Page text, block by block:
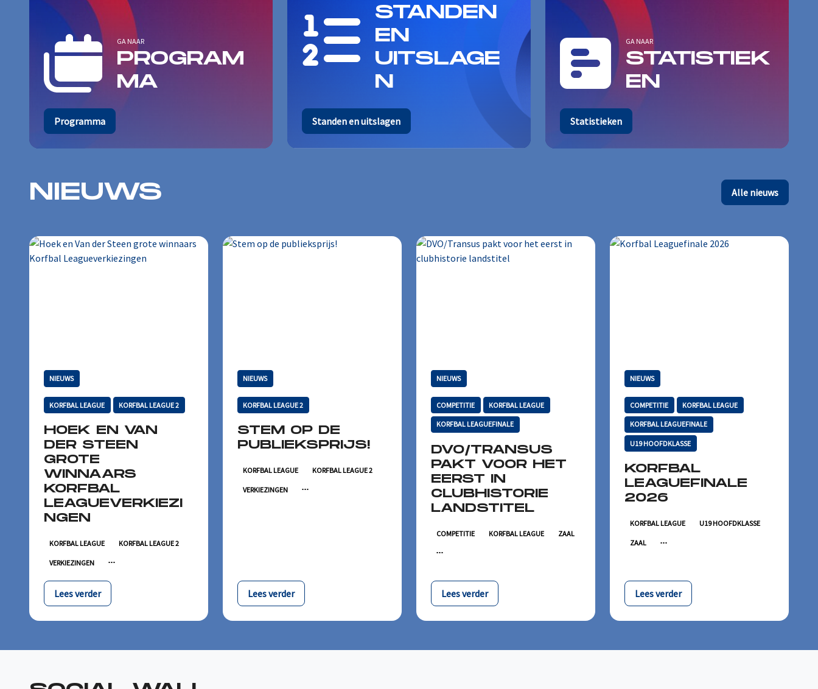
GA NAAR
PROGRAM
MA
Programma
STANDEN
EN
UITSLAGE
N
Standen en uitslagen
GA NAAR
STATISTIEK
EN
Statistieken
NIEUWS Alle nieuws
NIEUWS
KORFBAL LEAGUE KORFBAL LEAGUE 2
HOEK EN VAN
DER STEEN
GROTE
WINNAARS
KORFBAL
LEAGUEVERKIEZI
NGEN
KORFBAL LEAGUE KORFBAL LEAGUE 2
VERKIEZINGEN
Lees verder
NIEUWS
KORFBAL LEAGUE 2
STEM OP DE
PUBLIEKSPRIJS!
KORFBAL LEAGUE KORFBAL LEAGUE 2
VERKIEZINGEN
Lees verder
NIEUWS
COMPETITIE KORFBAL LEAGUE
KORFBAL LEAGUEFINALE
DVO/TRANSUS
PAKT VOOR HET
EERST IN
CLUBHISTORIE
LANDSTITEL
COMPETITIE KORFBAL LEAGUE ZAAL
Lees verder
NIEUWS
COMPETITIE KORFBAL LEAGUE
KORFBAL LEAGUEFINALE
U19 HOOFDKLASSE
KORFBAL
LEAGUEFINALE
2026
KORFBAL LEAGUE U19 HOOFDKLASSE
ZAAL
Lees verder